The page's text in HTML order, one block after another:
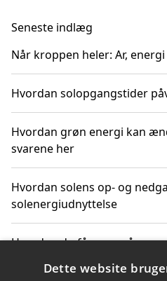
Seneste indlæg
Når kroppen heler: Ar,
Hvordan solopgangstider
Hvordan grøn energi kan
svarene her
Hvordan solens op- og
solenergiudnyttelse
Hvordan du får svar på
Dette website